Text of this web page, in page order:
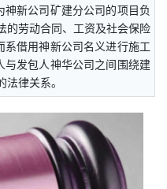
新公司矿建分公司的项目负
的劳动合同、工资及社会保险
借用神新公司名义进行施工
与发包人神华公司之间围绕建
律关系。